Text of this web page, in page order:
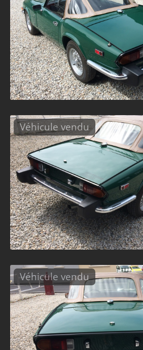
Véhicule vendu
Véhicule vendu